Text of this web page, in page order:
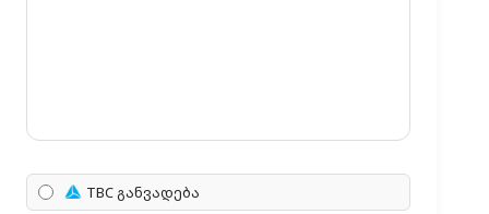
TBC განვადება